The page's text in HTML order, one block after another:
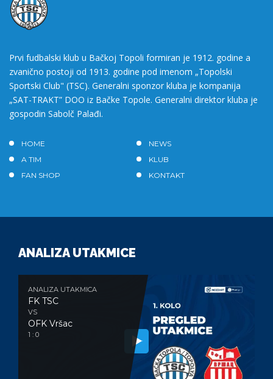
Prvi fudbalski klub u Bačkoj Topoli formiran je 1912. godine a
zvanično postoji od 1913. godine pod imenom „Topolski
Sportski Club" (TSC). Generalni sponzor kluba je kompanija
„SAT-TRAKT” DOO iz Bačke Topole. Generalni direktor kluba je
gospodin Sabolč Palađi.
HOME
NEWS
A TIM
KLUB
FAN SHOP
KONTAKT
ANALIZA UTAKMICE
ANALIZA UTAKMICA
FK TSC
VS
OFK Vršac
1 : 0